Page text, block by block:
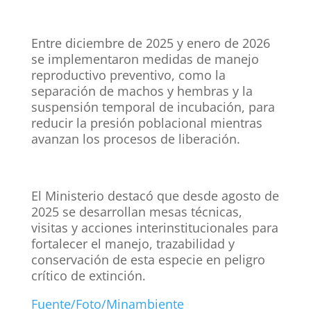
Entre diciembre de 2025 y enero de 2026
se implementaron medidas de manejo
reproductivo preventivo, como la
separación de machos y hembras y la
suspensión temporal de incubación, para
reducir la presión poblacional mientras
avanzan los procesos de liberación.
El Ministerio destacó que desde agosto de
2025 se desarrollan mesas técnicas,
visitas y acciones interinstitucionales para
fortalecer el manejo, trazabilidad y
conservación de esta especie en peligro
crítico de extinción.
Fuente/Foto/Minambiente